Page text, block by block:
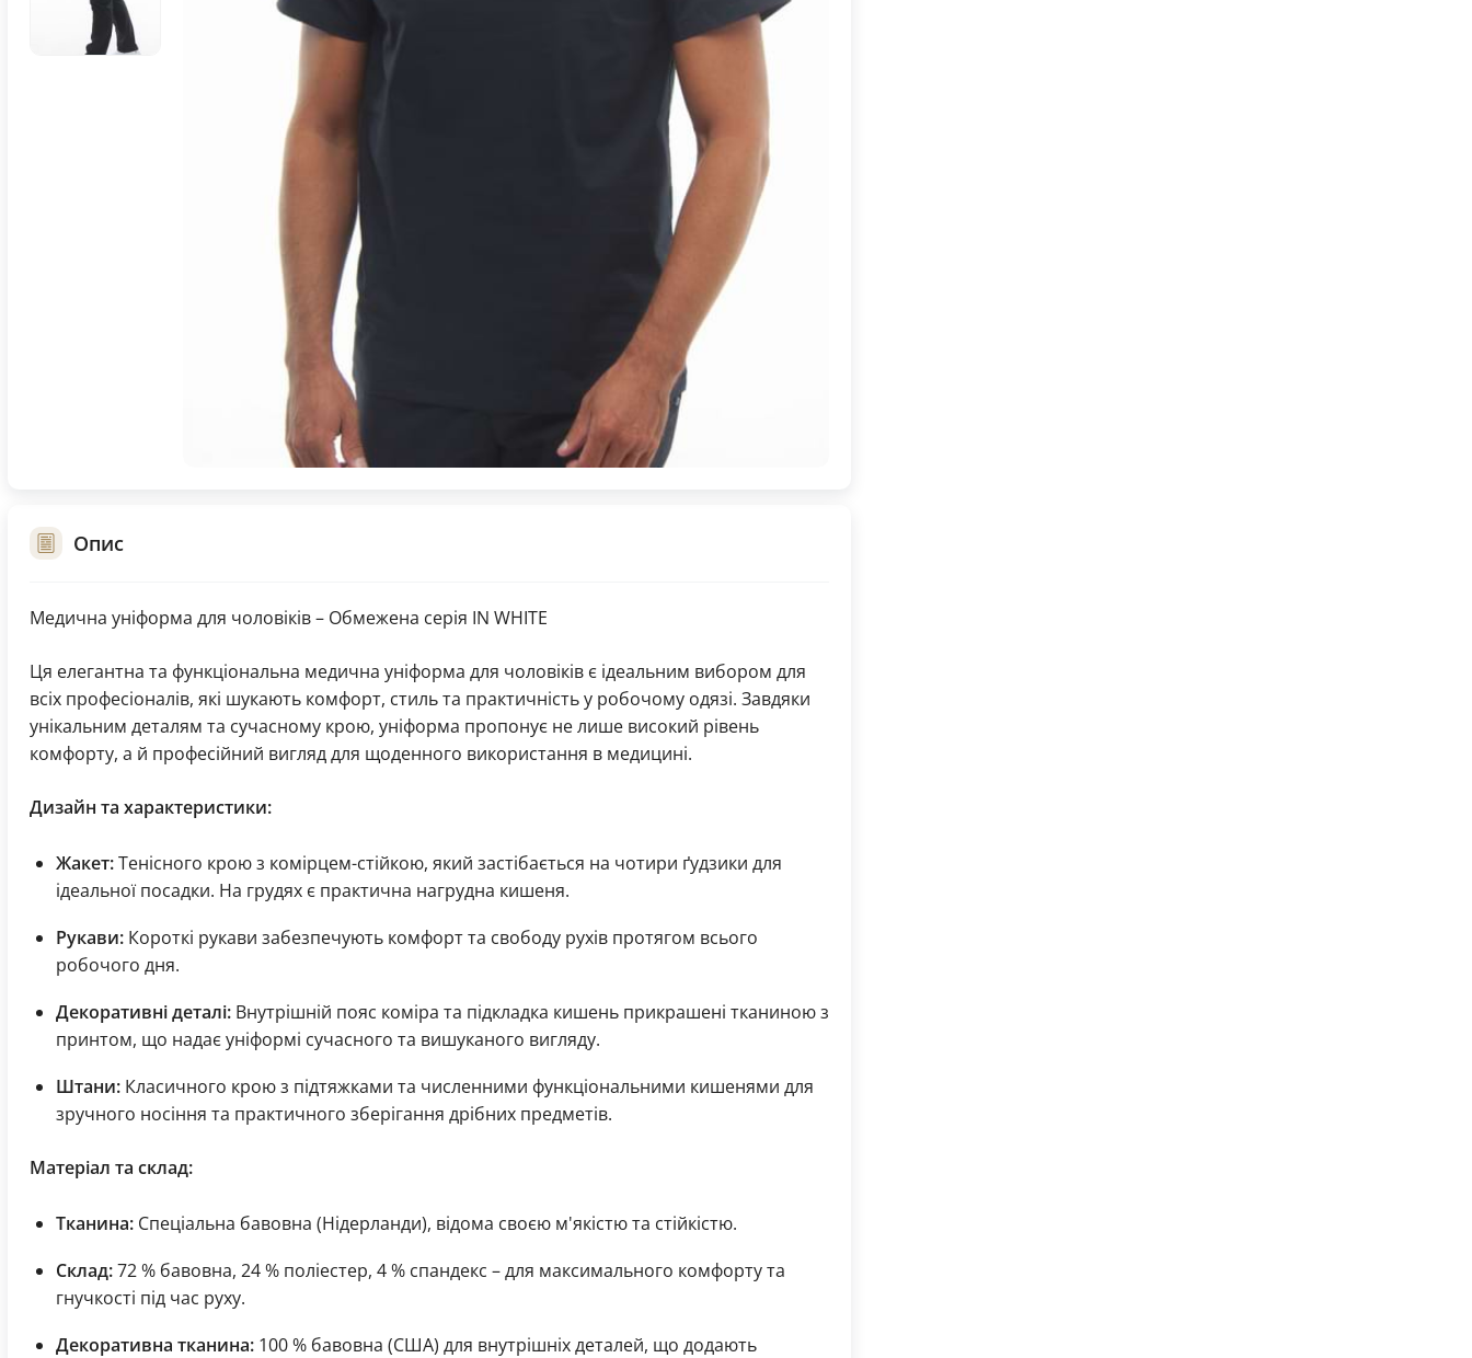
Опис
Медична уніформа для чоловіків – Обмежена серія IN WHITE
Ця елегантна та функціональна медична уніформа для чоловіків є ідеальним вибором для
всіх професіоналів, які шукають комфорт, стиль та практичність у робочому одязі. Завдяки
унікальним деталям та сучасному крою, уніформа пропонує не лише високий рівень
комфорту, а й професійний вигляд для щоденного використання в медицині.
Дизайн та характеристики:
Жакет:Тенісного крою з комірцем-стійкою, який застібається на чотири ґудзики для
ідеальної посадки. На грудях є практична нагрудна кишеня.
Рукави: Короткі рукави забезпечують комфорт та свободу рухів протягом всього
робочого дня.
Декоративні деталі: Внутрішній пояс коміра та підкладка кишень прикрашені тканиною з
принтом, що надає уніформі сучасного та вишуканого вигляду.
Штани: Класичного крою з підтяжками та численними функціональними кишенями для
зручного носіння та практичного зберігання дрібних предметів.
Матеріал та склад:
Тканина: Спеціальна бавовна (Нідерланди), відома своєю м'якістю та стійкістю.
Склад:72 % бавовна, 24 % поліестер, 4 % спандекс – для максимального комфорту та
гнучкості під час руху.
Декоративна тканина: 100 % бавовна (США) для внутрішніх деталей, що додають